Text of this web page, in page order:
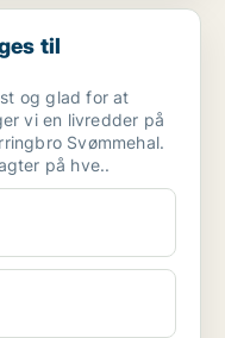
Svømme...
til
og glad for at
vi en livredder på
Svømmehal.
på hve..